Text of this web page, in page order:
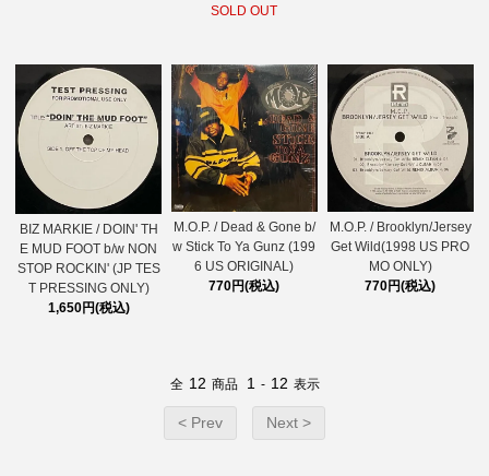
SOLD OUT
BIZ MARKIE / DOIN' TH
E MUD FOOT b/w NON
STOP ROCKIN' (JP TES
T PRESSING ONLY)
1,650円(税込)
M.O.P. / Dead & Gone b/
w Stick To Ya Gunz (199
6 US ORIGINAL)
770円(税込)
M.O.P. / Brooklyn/Jersey
Get Wild(1998 US PRO
MO ONLY)
770円(税込)
全 12 商品 1 - 12 表示
< Prev Next >